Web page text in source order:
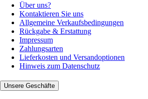
Über uns?
Kontaktieren Sie uns
Allgemeine Verkaufsbedingungen
Rückgabe & Erstattung
Impressum
Zahlungsarten
Lieferkosten und Versandoptionen
Hinweis zum Datenschutz
Unsere Geschäfte